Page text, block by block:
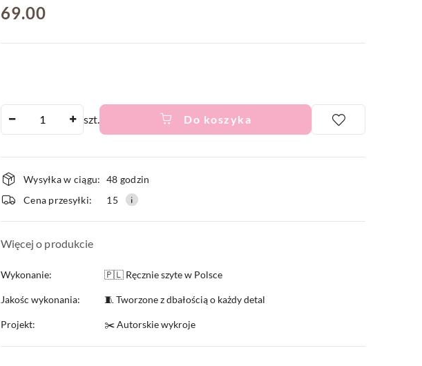
cena:
69.00
szt. Do koszyka
Dostępność
i
dostawa
Wysyłka w ciągu: 48 godzin
Cena przesyłki:
15
Więcej o produkcie
Wykonanie: 🇵🇱 Ręcznie szyte w Polsce
Jakośc wykonania: 🧵 Tworzone z dbałością o każdy detal
Projekt: ✂️ Autorskie wykroje